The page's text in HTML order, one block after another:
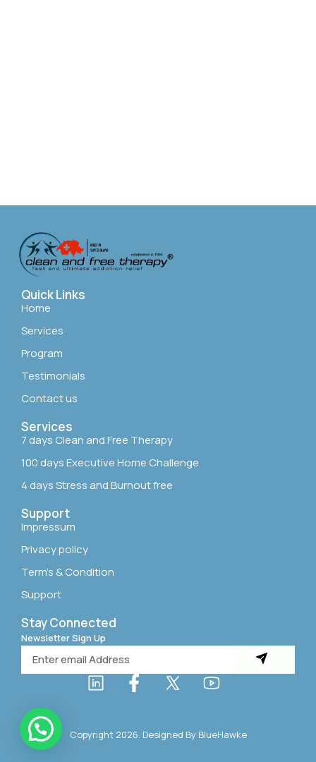
Quick Links
Home
Services
Program
Testimonials
Contact us
Services
7 days Clean and Free Therapy
100 days Executive Home Challenge
4 days Stress and Burnout free
Support
Impressum
Privacy policy
Term’s & Condition
Support
Stay Connected
Newsletter Sign Up
Copyright 2026. Designed By BlueHawke